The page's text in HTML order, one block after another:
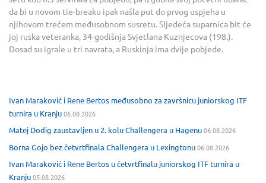
da bi u novom tie-breaku ipak našla put do prvog uspjeha u
njihovom trećem međusobnom susretu. Sljedeća suparnica bit će
joj ruska veteranka, 34-godišnja Svjetlana Kuznjecova (198.).
Dosad su igrale u tri navrata, a Ruskinja ima dvije pobjede.
Ivan Maraković i Rene Bertos međusobno za završnicu juniorskog ITF
turnira u Kranju06.08.2026
Matej Dodig zaustavljen u 2. kolu Challengera u Hagenu06.08.2026
Borna Gojo bez četvrtfinala Challengera u Lexingtonu06.08.2026
Ivan Maraković i Rene Bertos u četvrtfinalu juniorskog ITF turnira u
Kranju05.08.2026